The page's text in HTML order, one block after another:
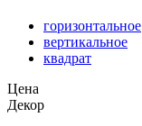
горизонтальное
вертикальное
квадрат
Цена
Декор